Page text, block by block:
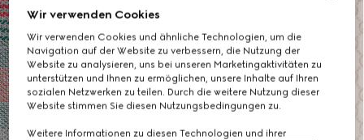
Wir verwenden Cookies
Wir verwenden Cookies und ähnliche Technologien, um die
Navigation auf der Website zu verbessern, die Nutzung der
Website zu analysieren, uns bei unseren Marketingaktivitäten zu
unterstützen und Ihnen zu ermöglichen, unsere Inhalte auf Ihren
sozialen Netzwerken zu teilen. Durch die weitere Nutzung dieser
Website stimmen Sie diesen Nutzungsbedingungen zu.
Weitere Informationen zu diesen Technologien und ihrer